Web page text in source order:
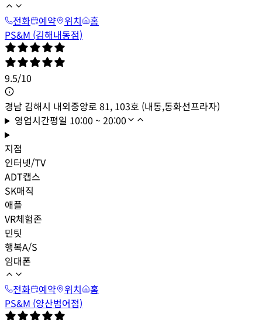
전화
예약 위치
홈
PS&M (김해내동점)
9.5/10
경남 김해시 내외중앙로 81, 103호 (내동,동화선프라자)
영업시간평일 10:00 ~ 20:00
지점
인터넷/TV
ADT캡스
SK매직
애플
VR체험존
민팃
행복A/S
임대폰
전화
예약 위치
홈
PS&M (양산범어점)